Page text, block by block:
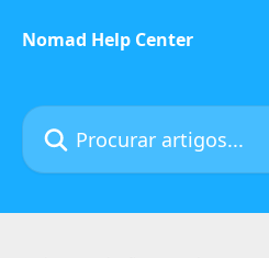
Nomad Help Center
Procurar artigos...